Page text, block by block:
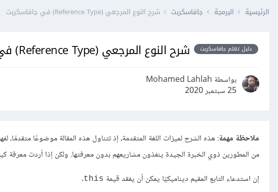
الرئيسية البرمجة جافاسكربت شرح النوع المرجعي (Reference Type) في جافاسكربت
دليل تعلم جافاسكربت شرح النوع المرجعي (Reference Type) في جافاسكربت
بواسطة Mohamed Lahlah
25 سبتمبر 2020
ملاحظة مهمة: هذه الشرح لميزات اللغة المتقدمة، إذ تتناول هذه المقالة موضوعًا
من المطورين ذوي الخبرة الجيدة ينفذون مشاريعهم بدون معرفتها. ولكن إذا أردت معرفة
إن استدعاء التابع المقيم ديناميكيًا يمكن أن يفقد قيمة this
.